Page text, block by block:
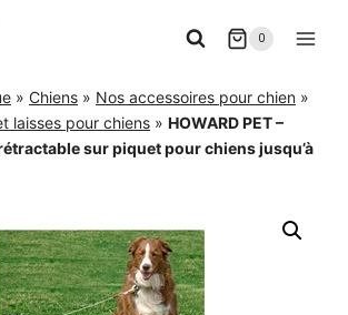
0
» Chiens » Nos accessoires pour chien »
laisses pour chiens » HOWARD PET –
sur piquet pour chiens jusqu’à